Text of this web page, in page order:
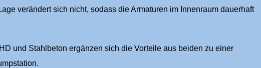
verändert sich nicht, sodass die Armaturen im Innenraum dauerhaft
und Stahlbeton ergänzen sich die Vorteile aus beiden zu einer